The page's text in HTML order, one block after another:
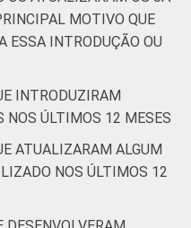
da
(Cetic.br),
tecnologias de
2017.
de 2019. Para
correcao-das-
da-pesquisa-tic-
MOTIVO QUE
ESSA INTRODUÇÃO OU
INTRODUZIRAM
NOS ÚLTIMOS 12 MESES
ATUALIZARAM ALGUM
NOS ÚLTIMOS 12